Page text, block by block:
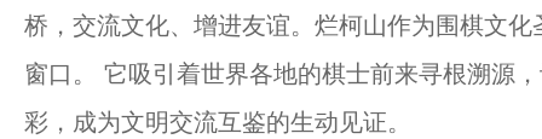
桥，交流文化、增进友谊。烂柯山作为围棋文
窗口。 它吸引着世界各地的棋士前来寻根溯源
彩，成为文明交流互鉴的生动见证。